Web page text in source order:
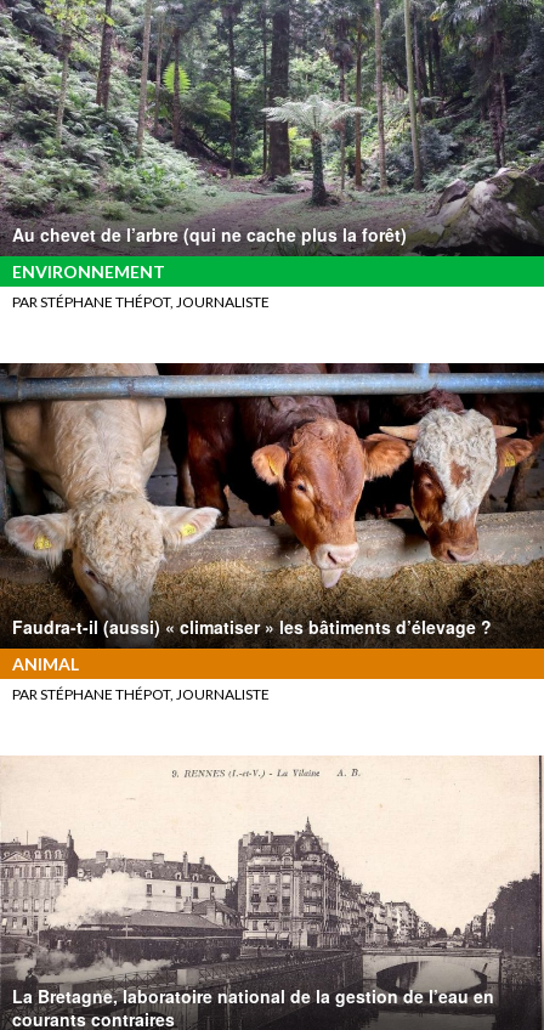
Au chevet de l’arbre (qui ne cache plus la forêt)
ENVIRONNEMENT
PAR STÉPHANE THÉPOT, JOURNALISTE
Faudra-t-il (aussi) « climatiser » les bâtiments d’élevage ?
ANIMAL
PAR STÉPHANE THÉPOT, JOURNALISTE
La Bretagne, laboratoire national de la gestion de l’eau en
courants contraires